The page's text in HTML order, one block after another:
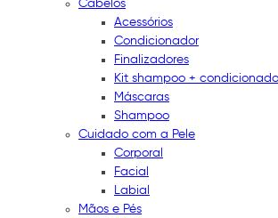
Cabelos
Acessórios
Condicionador
Finalizadores
Kit shampoo +
Máscaras
Shampoo
Cuidado com a Pele
Corporal
Facial
Labial
Mãos e Pés